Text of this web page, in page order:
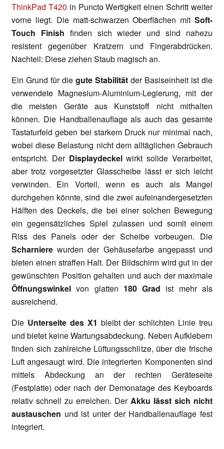
ThinkPad T420 in Puncto Wertigkeit einen Schritt weiter
vorne liegt. Die matt-schwarzen Oberflächen mit Soft-
Touch Finish finden sich wieder und sind nahezu
resistent gegenüber Kratzern und Fingerabdrücken.
Nachteil: Diese ziehen Staub magisch an.
Ein Grund für die gute Stabilität der Basiseinheit ist die
verwendete Magnesium-Aluminium-Legierung, mit der
die meisten Geräte aus Kunststoff nicht mithalten
können. Die Handballenauflage als auch das gesamte
Tastaturfeld geben bei starkem Druck nur minimal nach,
wobei diese Belastung nicht dem alltäglichen Gebrauch
entspricht. Der Displaydeckelwirkt solide Verarbeitet,
aber trotz vorgesetzter Glasscheibe lässt er sich leicht
verwinden. Ein Vorteil, wenn es auch als Mangel
durchgehen könnte, sind die zwei aufeinandergesetzten
Hälften des Deckels, die bei einer solchen Bewegung
ein gegensätzliches Spiel zulassen und somit einem
Riss des Panels oder der Scheibe vorbeugen. Die
Scharniere wurden der Gehäusefarbe angepasst und
bieten einen straffen Halt. Der Bildschirm wird gut in der
gewünschten Position gehalten und auch der maximale
Öffnungswinkelvon glatten 180 Grad ist mehr als
ausreichend.
Die Unterseite des X1 bleibt der schlichten Linie treu
und bietet keine Wartungsabdeckung. Neben Aufklebern
finden sich zahlreiche Lüftungsschlitze, über die frische
Luft angesaugt wird. Die integrierten Komponenten sind
mittels Abdeckung an der rechten Geräteseite
(Festplatte) oder nach der Demonatage des Keyboards
relativ schnell zu erreichen. Der Akku lässt sich nicht
austauschen und ist unter der Handballenauflage fest
integriert.